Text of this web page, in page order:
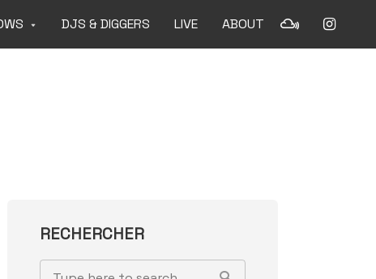
DJS & DIGGERS LIVE ABOUT
RECHERCHER